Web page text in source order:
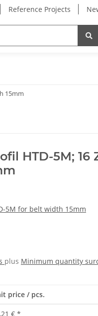
Reference Projects
15mm
HTD-5M; 16
5M for belt width 15mm
plus Minimum quantity
price / pcs.
€ *